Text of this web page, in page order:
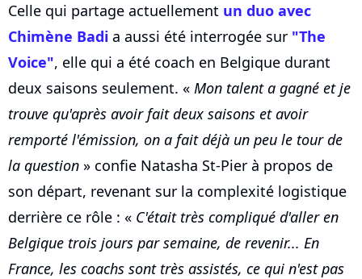
Celle qui partage actuellement un duo avec
Chimène Badi a aussi été interrogée sur "The
Voice", elle qui a été coach en Belgique durant
deux saisons seulement. « Mon talent a gagné et je
trouve qu'après avoir fait deux saisons et avoir
remporté l'émission, on a fait déjà un peu le tour de
la question » confie Natasha St-Pier à propos de
son départ, revenant sur la complexité logistique
derrière ce rôle : « C'était très compliqué d'aller en
Belgique trois jours par semaine, de revenir... En
France, les coachs sont très assistés, ce qui n'est pas